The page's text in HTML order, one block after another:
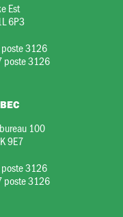
Est
6P3
3126
poste 3126
100
9E7
3126
poste 3126